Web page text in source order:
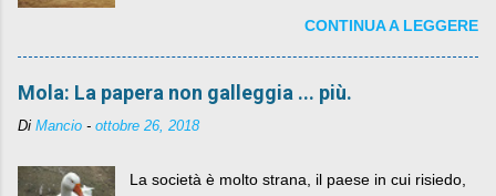
sua lasciandone anche traccia scritta nel web.
CONTINUA A LEGGERE
Mola: La papera non galleggia ... più.
Di Mancio - ottobre 26, 2018
La società è molto strana, il paese in cui risiedo,